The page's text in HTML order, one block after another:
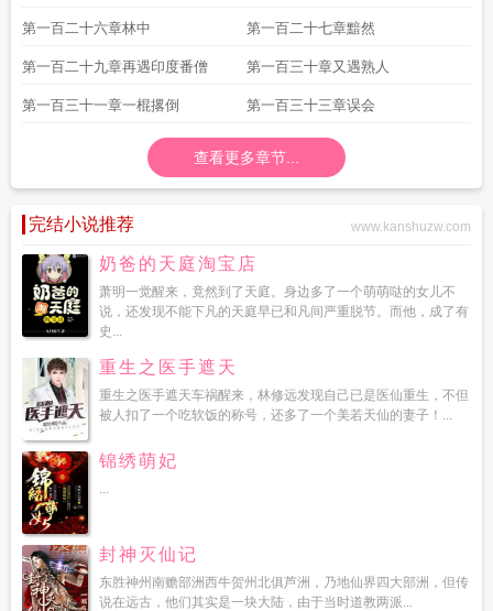
第一百二十六章林中 第一百二十七章黯然
第一百二十九章再遇印度番僧 第一百三十章又遇熟人
第一百三十一章一棍撂倒 第一百三十三章误会
查看更多章节...
完结小说推荐 www.kanshuzw.com
奶爸的天庭淘宝店
萧明一觉醒来，竟然到了天庭。身边多了一个萌萌哒的女儿不
说，还发现不能下凡的天庭早已和凡间严重脱节。而他，成了有
史...
重生之医手遮天
重生之医手遮天车祸醒来，林修远发现自己已是医仙重生，不但
被人扣了一个吃软饭的称号，还多了一个美若天仙的妻子！...
锦绣萌妃
...
封神灭仙记
东胜神州南赡部洲西牛贺州北俱芦洲，乃地仙界四大部洲，但传
说在远古，他们其实是一块大陆，由于当时道教两派...